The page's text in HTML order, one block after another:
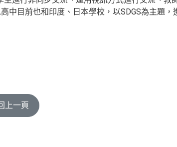
目前也和印度、日本學校，以SDGS為主題，
上一頁